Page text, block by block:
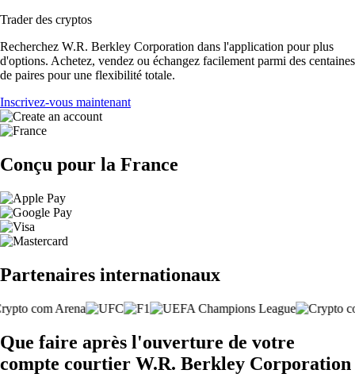
Trader des cryptos
Recherchez W.R. Berkley Corporation dans l'application pour plus
d'options. Achetez, vendez ou échangez facilement parmi des centaines
de paires pour une flexibilité totale.
Inscrivez-vous maintenant
Conçu pour la France
Partenaires internationaux
Que faire après l'ouverture de votre
compte courtier W.R. Berkley Corporation